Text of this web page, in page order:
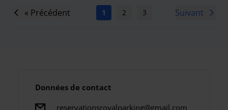
« Précédent 1 2 3 5
Suivant
Données de contact
reservationsroyalparking@gmail.com